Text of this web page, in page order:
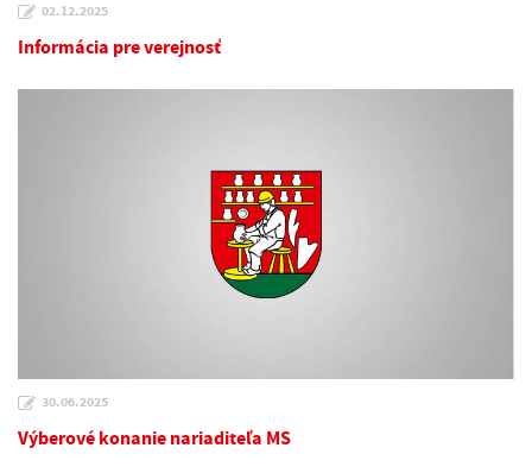
02.12.2025
Informácia pre verejnosť
30.06.2025
Výberové konanie nariaditeľa MS